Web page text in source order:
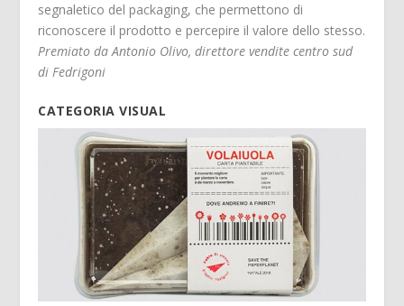
segnaletico del packaging, che permettono di
riconoscere il prodotto e percepire il valore dello stesso.
Premiato da Antonio Olivo, direttore vendite centro sud
di Fedrigoni
CATEGORIA VISUAL